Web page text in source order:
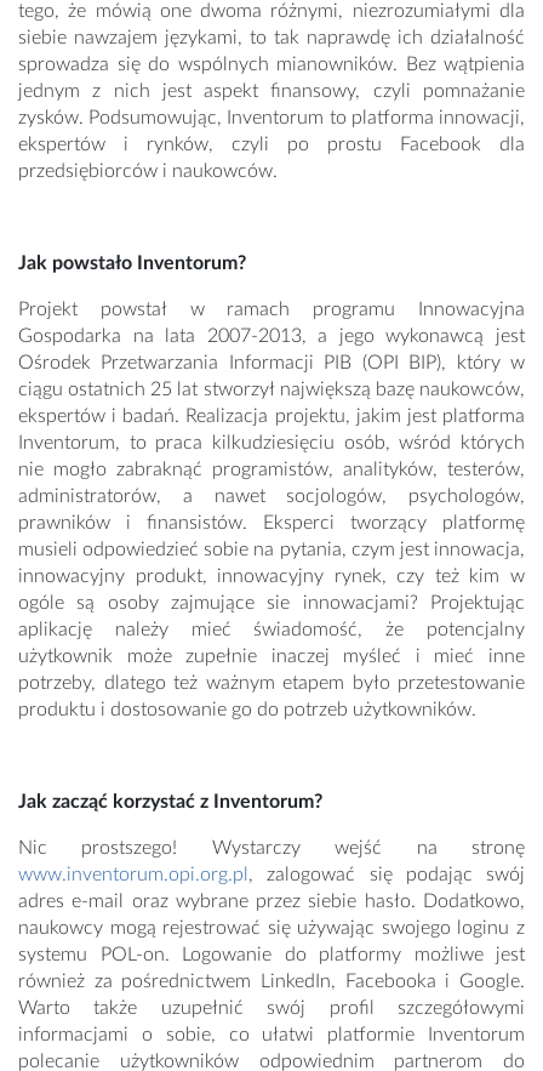
tego, że mówią one dwoma różnymi, niezrozumiałymi dla
siebie nawzajem językami, to tak naprawdę ich działalność
sprowadza się do wspólnych mianowników. Bez wątpienia
jednym z nich jest aspekt finansowy, czyli pomnażanie
zysków. Podsumowując, Inventorum to platforma innowacji,
ekspertów i rynków, czyli po prostu Facebook dla
przedsiębiorców i naukowców.
Jak powstało Inventorum?
Projekt powstał w ramach programu Innowacyjna
Gospodarka na lata 2007-2013, a jego wykonawcą jest
Ośrodek Przetwarzania Informacji PIB (OPI BIP), który w
ciągu ostatnich 25 lat stworzył największą bazę naukowców,
ekspertów i badań. Realizacja projektu, jakim jest platforma
Inventorum, to praca kilkudziesięciu osób, wśród których
nie mogło zabraknąć programistów, analityków, testerów,
administratorów, a nawet socjologów, psychologów,
prawników i finansistów. Eksperci tworzący platformę
musieli odpowiedzieć sobie na pytania, czym jest innowacja,
innowacyjny produkt, innowacyjny rynek, czy też kim w
ogóle są osoby zajmujące sie innowacjami? Projektując
aplikację należy mieć świadomość, że potencjalny
użytkownik może zupełnie inaczej myśleć i mieć inne
potrzeby, dlatego też ważnym etapem było przetestowanie
produktu i dostosowanie go do potrzeb użytkowników.
Jak zacząć korzystać z Inventorum?
Nic prostszego! Wystarczy wejść na stronę
www.inventorum.opi.org.pl , zalogować się podając swój
adres e-mail oraz wybrane przez siebie hasło. Dodatkowo,
naukowcy mogą rejestrować się używając swojego loginu z
systemu POL-on. Logowanie do platformy możliwe jest
również za pośrednictwem LinkedIn, Facebooka i Google.
Warto także uzupełnić swój profil szczegółowymi
informacjami o sobie, co ułatwi platformie Inventorum
polecanie użytkowników odpowiednim partnerom do